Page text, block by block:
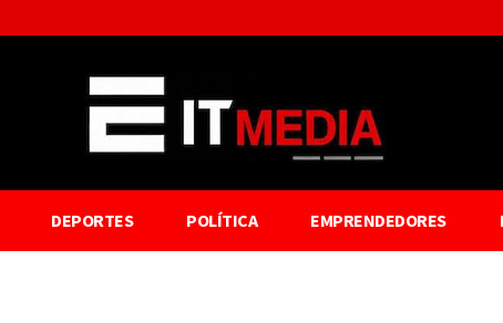
DEPORTES POLÍTICA EMPRENDEDORES